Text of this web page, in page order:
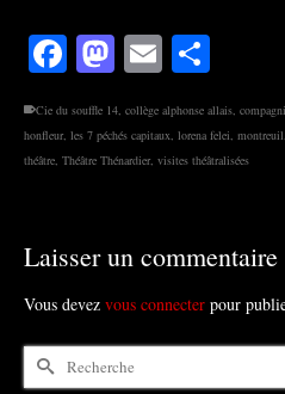
Facebook
Mastodon
Email
Cie du souffle 14, collège alphonse allais,
honfleur, les 7 péchés capitaux, lorena felei, montreuil,
théâtre, Théâtre Thénardier, visites théâtralisées
Laisser un commentaire
Vous devez vous connecter pour
Rechercher :